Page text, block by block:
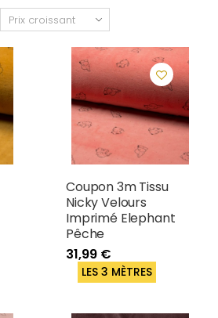
Coupon 3m Tissu
Nicky Velours
Imprimé Elephant
Pêche
31,99 €
LES 3 MÈTRES